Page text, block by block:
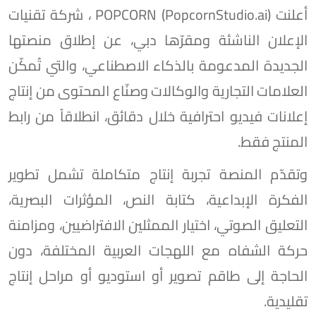
أعلنت POPCORN (PopcornStudio.ai) ، شركة تقنيات
الإعلان الناشئة ومقرّها دبي، عن إطلاق منصتها
الجديدة المدعومة بالذكاء الاصطناعي، والتي تُمكّن
العلامات التجارية والوكالات وصنّاع المحتوى من إنتاج
إعلانات فيديو احترافية خلال دقائق، انطلاقاً من رابط
المنتج فقط.
وتقدّم المنصة تجربة إنتاج متكاملة تشمل تطوير
الفكرة الإبداعية، كتابة النص، المؤثرات البصرية،
التعليق الصوتي، اختيار الممثلين الافتراضيين، ومزامنة
حركة الشفاه مع اللهجات العربية المختلفة، دون
الحاجة إلى طاقم تصوير أو استوديو أو مراحل إنتاج
تقليدية.